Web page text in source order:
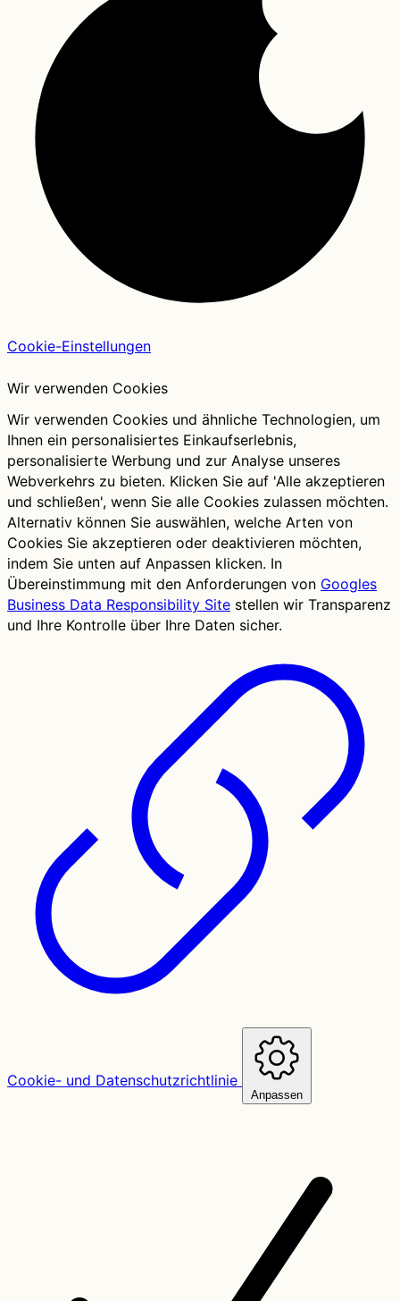
Cookie-Einstellungen
Wir verwenden Cookies
Wir verwenden Cookies und ähnliche Technologien, um
Ihnen ein personalisiertes Einkaufserlebnis,
personalisierte Werbung und zur Analyse unseres
Webverkehrs zu bieten. Klicken Sie auf 'Alle akzeptieren
und schließen', wenn Sie alle Cookies zulassen möchten.
Alternativ können Sie auswählen, welche Arten von
Cookies Sie akzeptieren oder deaktivieren möchten,
indem Sie unten auf Anpassen klicken. In
Übereinstimmung mit den Anforderungen von Googles
Business Data Responsibility Site stellen wir Transparenz
und Ihre Kontrolle über Ihre Daten sicher.
Cookie- und Datenschutzrichtlinie
Anpassen